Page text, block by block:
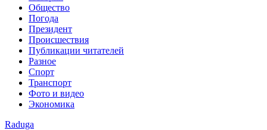
Общество
Погода
Президент
Происшествия
Публикации читателей
Разное
Спорт
Транспорт
Фото и видео
Экономика
Raduga